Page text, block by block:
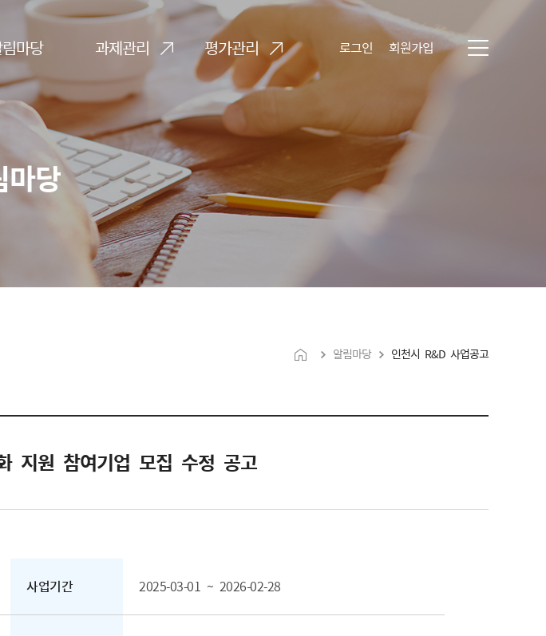
림마당 과제관리 평가관리 로그인 회원가입
마당
알림마당 인천시 R&D 사업공고
지원 참여기업 모집 수정 공고
사업기간 2025-03-01 ~ 2026-02-28